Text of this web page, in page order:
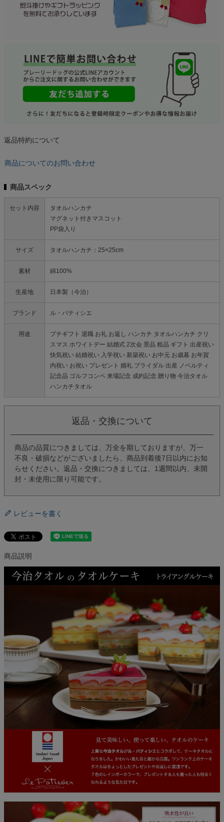
返品特約について
商品についてのお問い合わせ
商品スペック
セット内容
タオルハンカチ
マグネット付きマスコット
PP袋入り
サイズ タオルハンカチ：25×25cm
素材 綿100%
生産地 日本製（今治）
ブランド ル・パティシエ
用途
プチギフト 退職 お礼 お返し ハンカチ タオルハンカチ クリ
スマス ホワイトデー 結婚式 2次会 景品 粗品 ギフト 出産祝い
快気祝い 結婚祝い 入学祝い 新築祝い お中元 お歳暮 お年賀
内祝い お祝い プレゼント 婚礼 ブライダル 出産 ノベルティ
記念品 ゴルフコンペ 来場記念 成約記念 贈り物 今治タオル
ハンカチタオル
返品・交換について
商品の品質につきましては、万全を期しておりますが、万一
不良・破損などがございましたら、商品到着後7日以内にお知
らせください。返品・交換につきましては、1週間以内、未開
封・未使用に限り可能です。
レビューを書く
商品説明